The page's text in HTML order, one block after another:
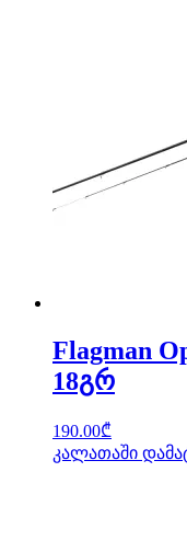
Flagman
18გრ
190.00₾
კალათაში